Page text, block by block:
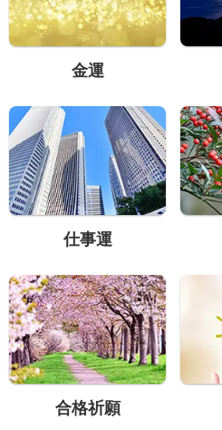
金運
仕事運
合格祈願